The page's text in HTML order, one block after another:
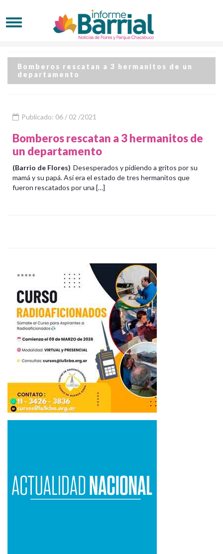
Bomberos rescatan a 3 hermanitos de un
departamento
Publicado: 06 / 02 /2021
Bomberos rescatan a 3 hermanitos de
un departamento
(Barrio de Flores) Desesperados y pidiendo a gritos por su
mamá y su papá. Así era el estado de tres hermanitos que
fueron rescatados por una […]